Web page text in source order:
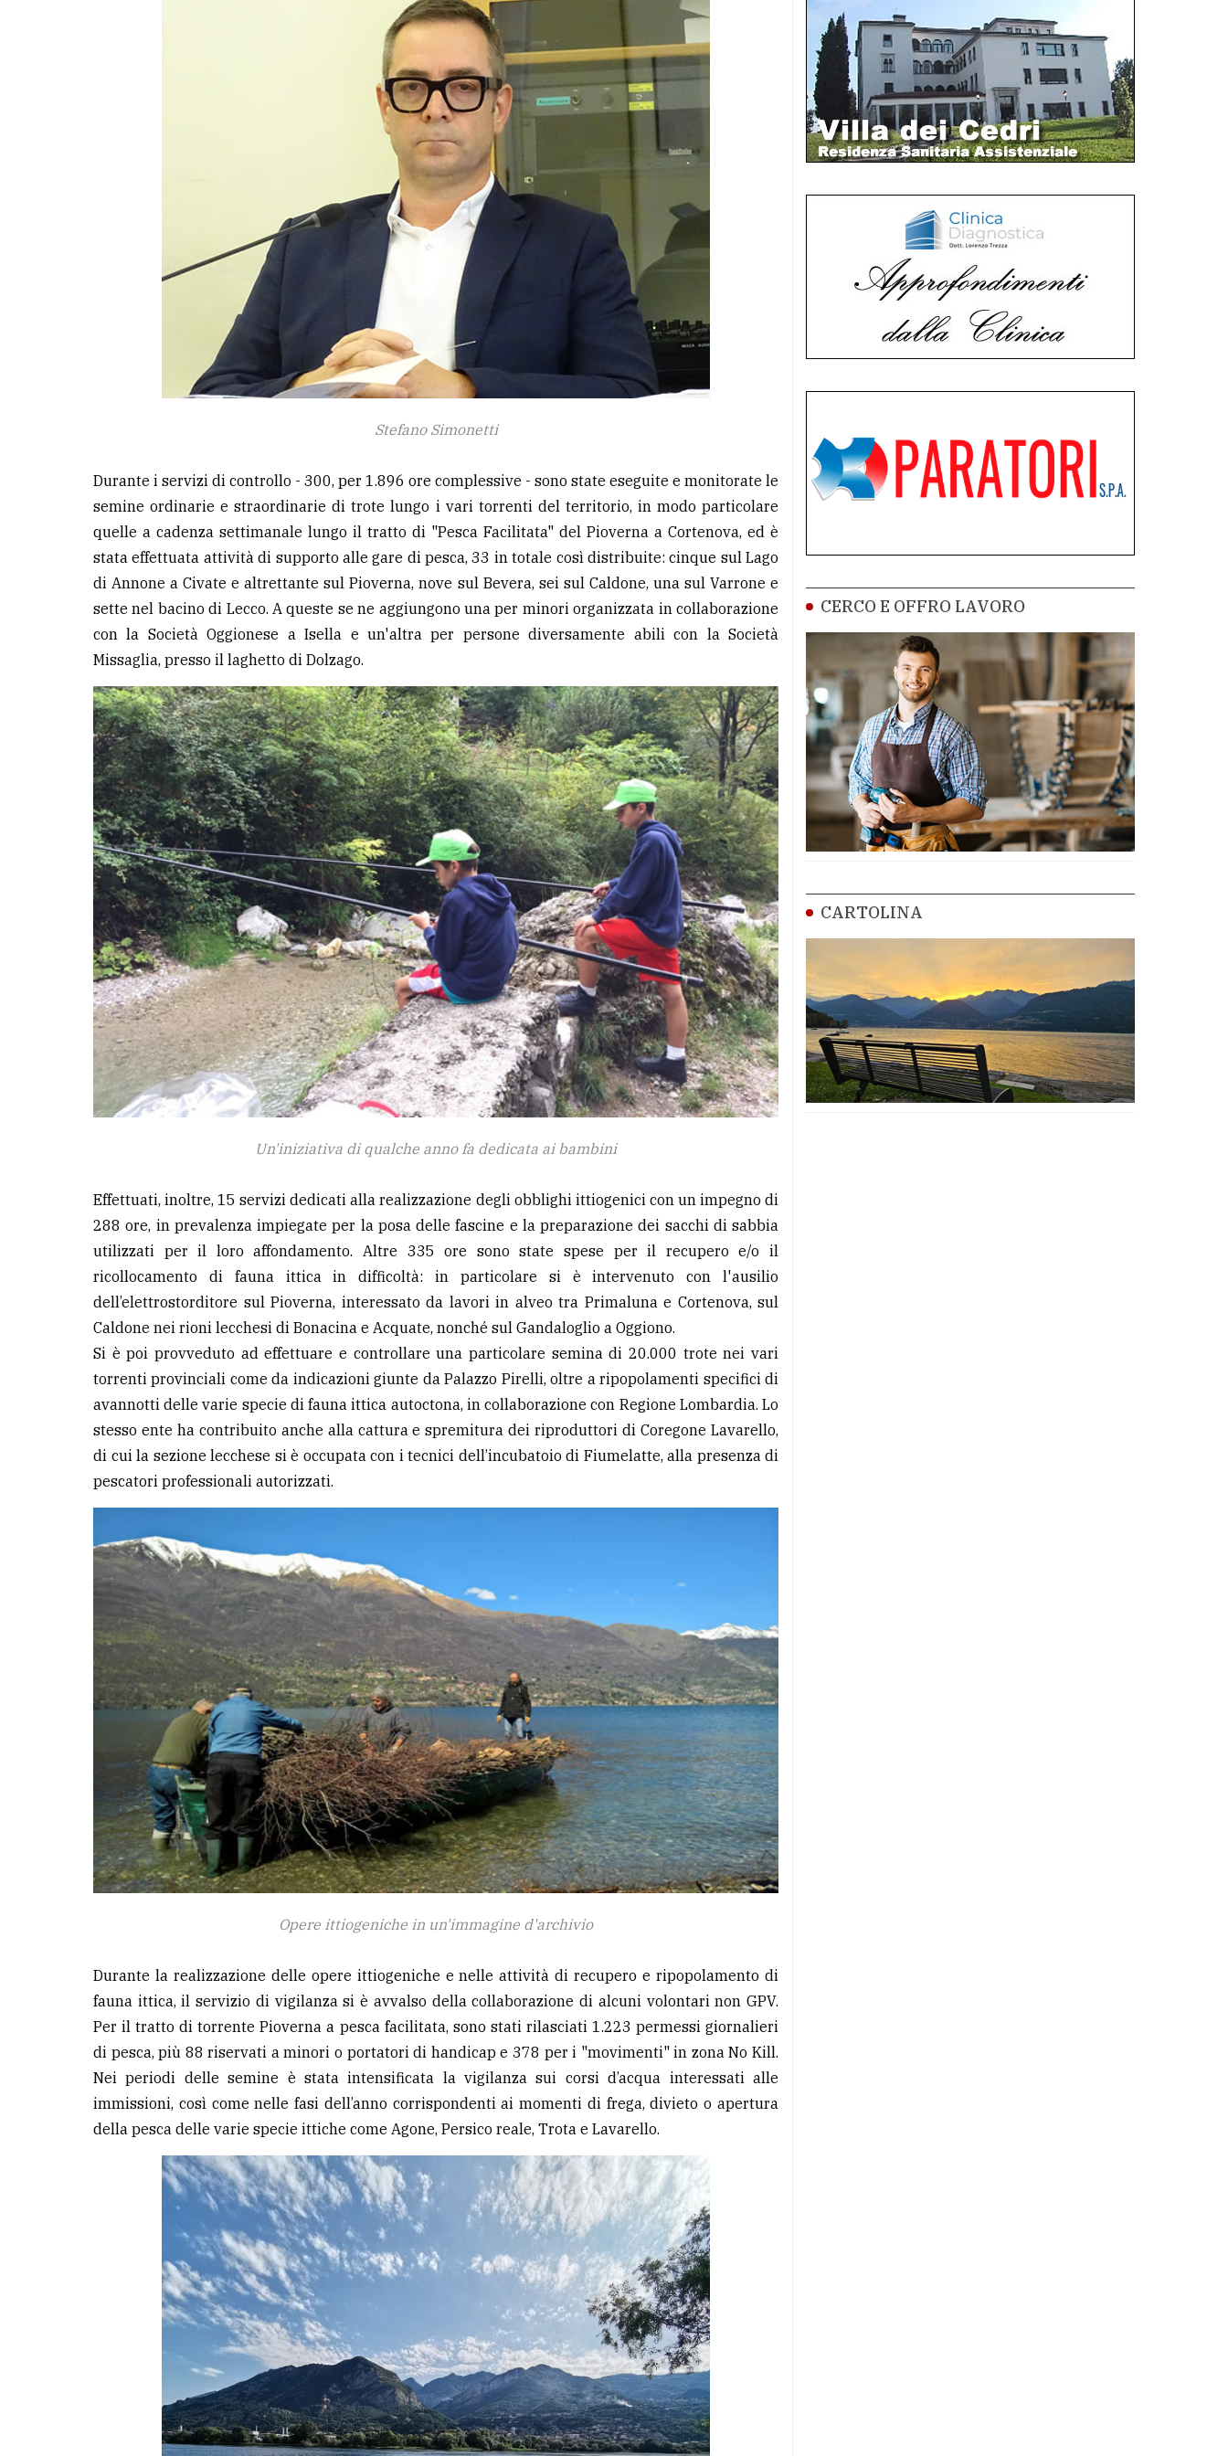
Stefano Simonetti
Durante i servizi di controllo - 300, per 1.896 ore complessive - sono state eseguite e monitorate le
semine ordinarie e straordinarie di trote lungo i vari torrenti del territorio, in modo particolare
quelle a cadenza settimanale lungo il tratto di "Pesca Facilitata" del Pioverna a Cortenova, ed è
stata effettuata attività di supporto alle gare di pesca, 33 in totale così distribuite: cinque sul Lago
di Annone a Civate e altrettante sul Pioverna, nove sul Bevera, sei sul Caldone, una sul Varrone e
sette nel bacino di Lecco. A queste se ne aggiungono una per minori organizzata in collaborazione
con la Società Oggionese a Isella e un'altra per persone diversamente abili con la Società
Missaglia, presso il laghetto di Dolzago.
Un'iniziativa di qualche anno fa dedicata ai bambini
Effettuati, inoltre, 15 servizi dedicati alla realizzazione degli obblighi ittiogenici con un impegno di
288 ore, in prevalenza impiegate per la posa delle fascine e la preparazione dei sacchi di sabbia
utilizzati per il loro affondamento. Altre 335 ore sono state spese per il recupero e/o il
ricollocamento di fauna ittica in difficoltà: in particolare si è intervenuto con l'ausilio
dell’elettrostorditore sul Pioverna, interessato da lavori in alveo tra Primaluna e Cortenova, sul
Caldone nei rioni lecchesi di Bonacina e Acquate, nonché sul Gandaloglio a Oggiono.
Si è poi provveduto ad effettuare e controllare una particolare semina di 20.000 trote nei vari
torrenti provinciali come da indicazioni giunte da Palazzo Pirelli, oltre a ripopolamenti specifici di
avannotti delle varie specie di fauna ittica autoctona, in collaborazione con Regione Lombardia. Lo
stesso ente ha contribuito anche alla cattura e spremitura dei riproduttori di Coregone Lavarello,
di cui la sezione lecchese si è occupata con i tecnici dell’incubatoio di Fiumelatte, alla presenza di
pescatori professionali autorizzati.
Opere ittiogeniche in un'immagine d'archivio
Durante la realizzazione delle opere ittiogeniche e nelle attività di recupero e ripopolamento di
fauna ittica, il servizio di vigilanza si è avvalso della collaborazione di alcuni volontari non GPV.
Per il tratto di torrente Pioverna a pesca facilitata, sono stati rilasciati 1.223 permessi giornalieri
di pesca, più 88 riservati a minori o portatori di handicap e 378 per i "movimenti" in zona No Kill.
Nei periodi delle semine è stata intensificata la vigilanza sui corsi d’acqua interessati alle
immissioni, così come nelle fasi dell’anno corrispondenti ai momenti di frega, divieto o apertura
della pesca delle varie specie ittiche come Agone, Persico reale, Trota e Lavarello.
CERCO E OFFRO LAVORO
CARTOLINA